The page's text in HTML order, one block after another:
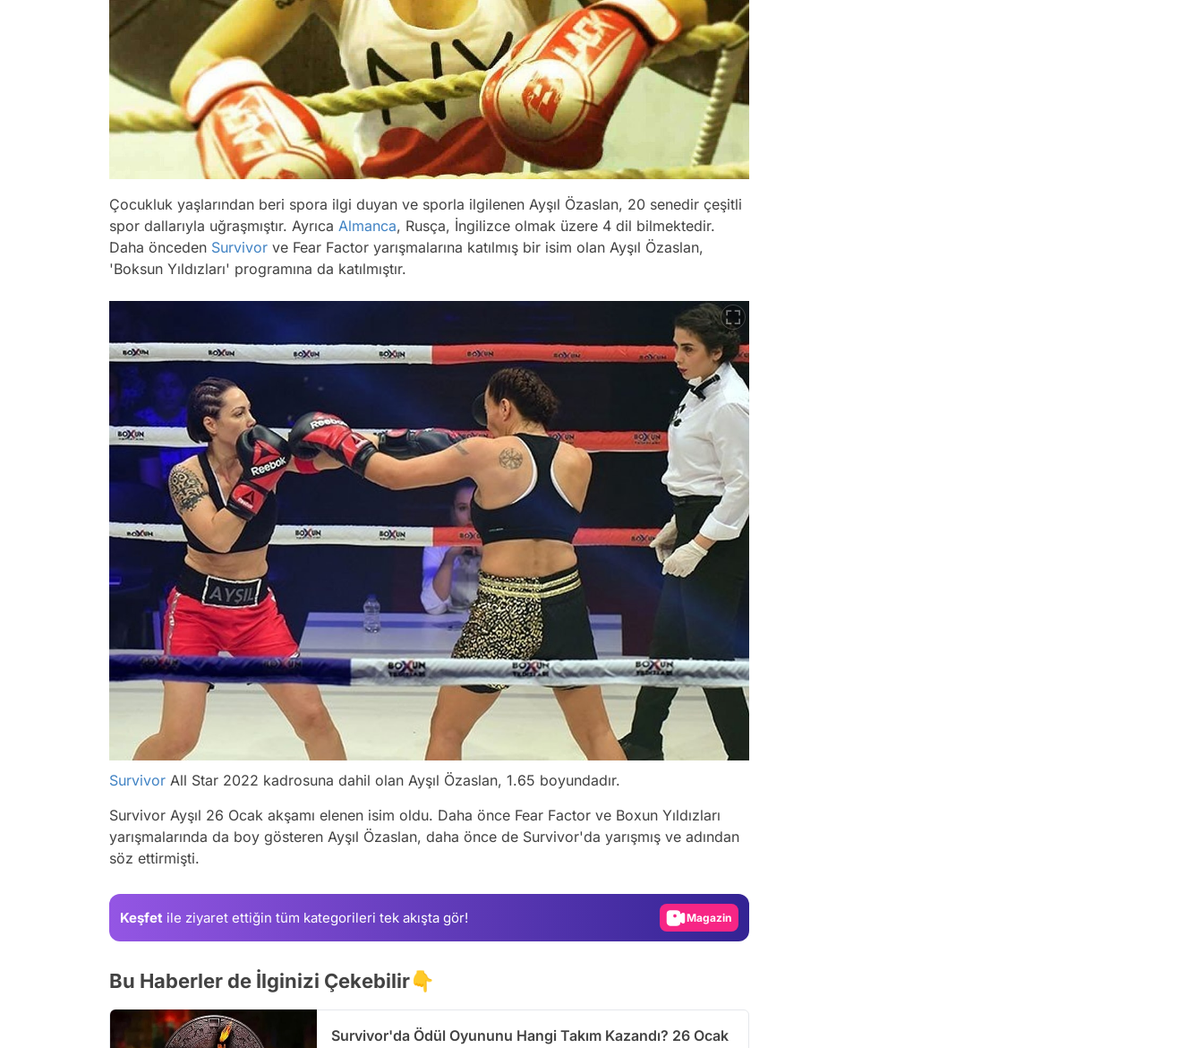
Çocukluk yaşlarından beri spora ilgi duyan ve sporla ilgilenen Ayşıl Özaslan, 20 senedir çeşitli
spor dallarıyla uğraşmıştır. Ayrıca Almanca, Rusça, İngilizce olmak üzere 4 dil bilmektedir.
Daha önceden Survivor ve Fear Factor yarışmalarına katılmış bir isim olan Ayşıl Özaslan,
'Boksun Yıldızları' programına da katılmıştır.
Survivor All Star 2022 kadrosuna dahil olan Ayşıl Özaslan, 1.65 boyundadır.
Survivor Ayşıl 26 Ocak akşamı elenen isim oldu. Daha önce Fear Factor ve Boxun Yıldızları
yarışmalarında da boy gösteren Ayşıl Özaslan, daha önce de Survivor'da yarışmış ve adından
söz ettirmişti.
Keşfet ile ziyaret ettiğin tüm kategorileri tek akışta gör!
Test
Video
Bu Haberler de İlginizi Çekebilir👇
Survivor'da Ödül Oyununu Hangi Takım Kazandı? 26 Ocak